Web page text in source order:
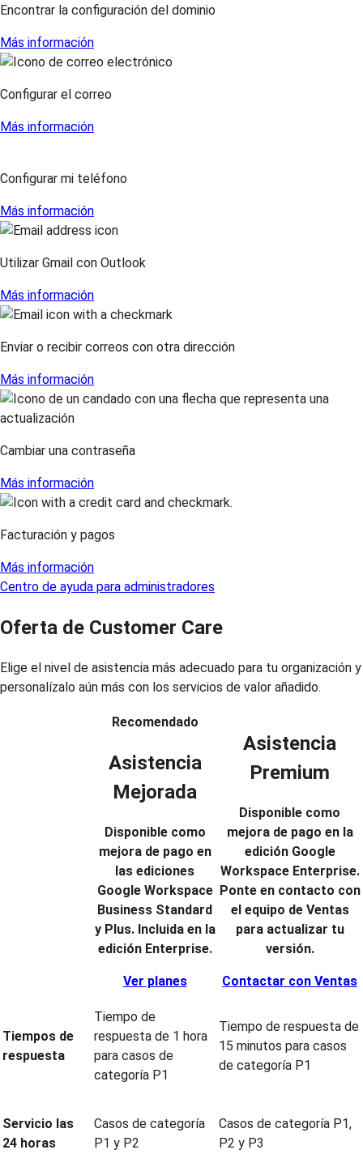
Encontrar la configuración del dominio
Más información
Configurar el correo
Más información
Configurar mi teléfono
Más información
Utilizar Gmail con Outlook
Más información
Enviar o recibir correos con otra dirección
Más información
Cambiar una contraseña
Más información
Facturación y pagos
Más información
Centro de ayuda para administradores
Oferta de Customer Care
Elige el nivel de asistencia más adecuado para tu organización y
personalízalo aún más con los servicios de valor añadido.
Recomendado
Asistencia
Mejorada
Disponible como
mejora de pago en
las ediciones
Google Workspace
Business Standard
y Plus. Incluida en la
edición Enterprise.
Ver planes
Asistencia
Premium
Disponible como
mejora de pago en la
edición Google
Workspace Enterprise.
Ponte en contacto con
el equipo de Ventas
para actualizar tu
versión.
Contactar con Ventas
Tiempos de
respuesta
Tiempo de
respuesta de 1 hora
para casos de
categoría P1
Tiempo de respuesta de
15 minutos para casos
de categoría P1
Servicio las
24 horas
Casos de categoría
P1 y P2
Casos de categoría P1,
P2 y P3